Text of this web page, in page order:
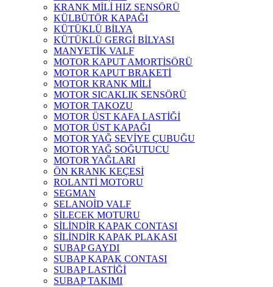
KRANK MİLİ HIZ SENSÖRÜ
KÜLBÜTÖR KAPAĞI
KÜTÜKLÜ BİLYA
KÜTÜKLÜ GERGİ BİLYASI
MANYETİK VALF
MOTOR KAPUT AMORTİSÖRÜ
MOTOR KAPUT BRAKETİ
MOTOR KRANK MİLİ
MOTOR SICAKLIK SENSÖRÜ
MOTOR TAKOZU
MOTOR ÜST KAFA LASTİĞİ
MOTOR ÜST KAPAĞI
MOTOR YAĞ SEVİYE ÇUBUĞU
MOTOR YAĞ SOĞUTUCU
MOTOR YAĞLARI
ÖN KRANK KEÇESİ
ROLANTİ MOTORU
SEGMAN
SELANOİD VALF
SİLECEK MOTURU
SİLİNDİR KAPAK CONTASI
SİLİNDİR KAPAK PLAKASI
SUBAP GAYDI
SUBAP KAPAK CONTASI
SUBAP LASTİĞİ
SUBAP TAKIMI